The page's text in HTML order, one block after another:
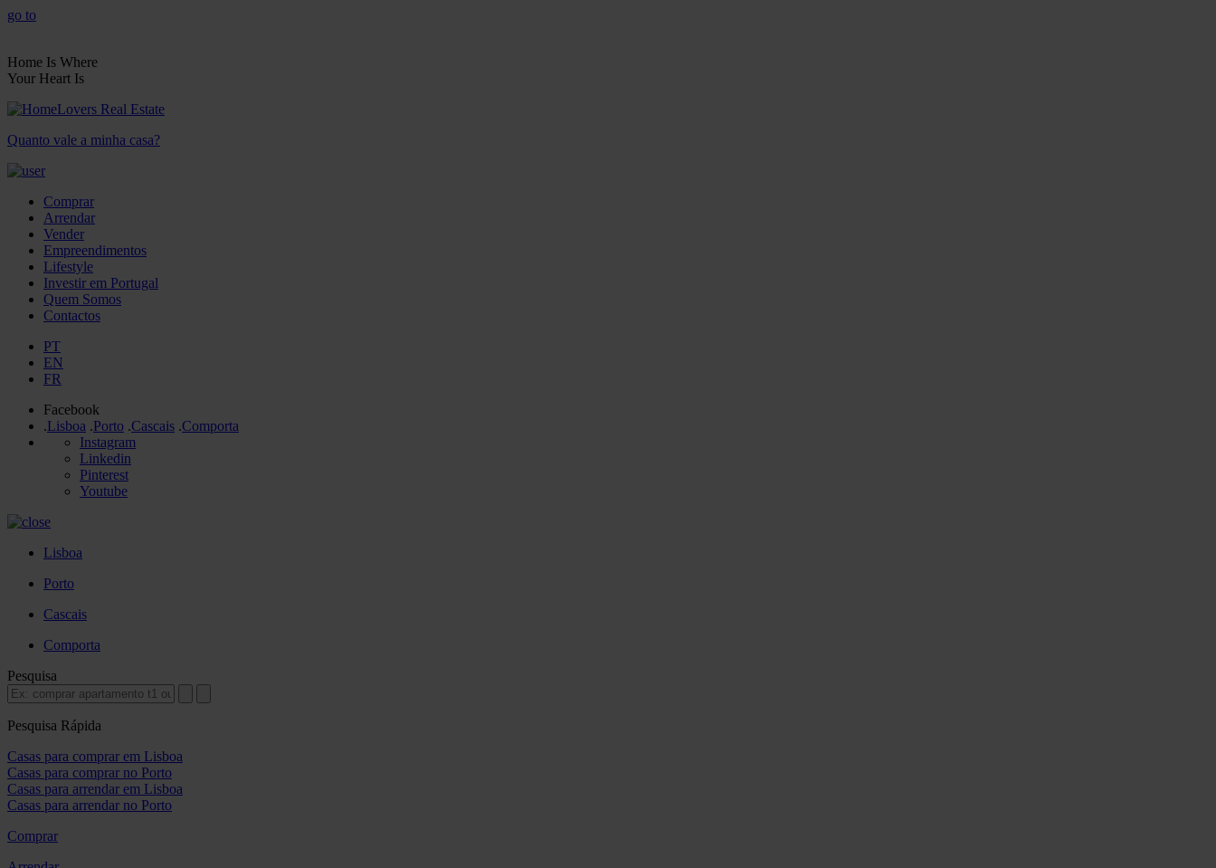
go to
Home Is Where
Your Heart Is
Quanto vale a minha casa?
Comprar
Arrendar
Vender
Empreendimentos
Lifestyle
Investir em Portugal
Quem Somos
Contactos
PT
EN
FR
Facebook
.Lisboa .Porto .Cascais .Comporta
Instagram
Linkedin
Pinterest
Youtube
Lisboa
Porto
Cascais
Comporta
Pesquisa
Pesquisa Rápida
Casas para comprar em Lisboa
Casas para comprar no Porto
Casas para arrendar em Lisboa
Casas para arrendar no Porto
Comprar